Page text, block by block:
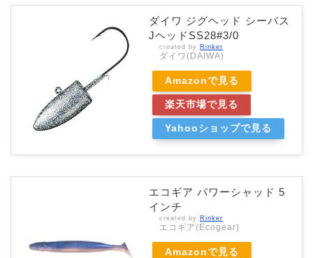
ダイワ ジグヘッド シーバス
JヘッドSS28#3/0
created by Rinker
ダイワ(DAIWA)
Amazonで見る
楽天市場で見る
Yahooショップで見る
エコギア パワーシャッド 5
インチ
created by Rinker
エコギア(Ecogear)
Amazonで見る